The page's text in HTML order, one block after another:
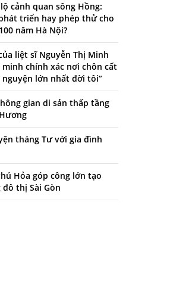
cảnh quan sông Hồng:
triển hay phép thử cho
năm Hà Nội?
liệt sĩ Nguyễn Thị Minh
minh chính xác nơi chôn cất
nguyện lớn nhất đời tôi”
gian di sản thấp tầng
tháng Tư với gia đình
Hỏa góp công lớn tạo
đô thị Sài Gòn